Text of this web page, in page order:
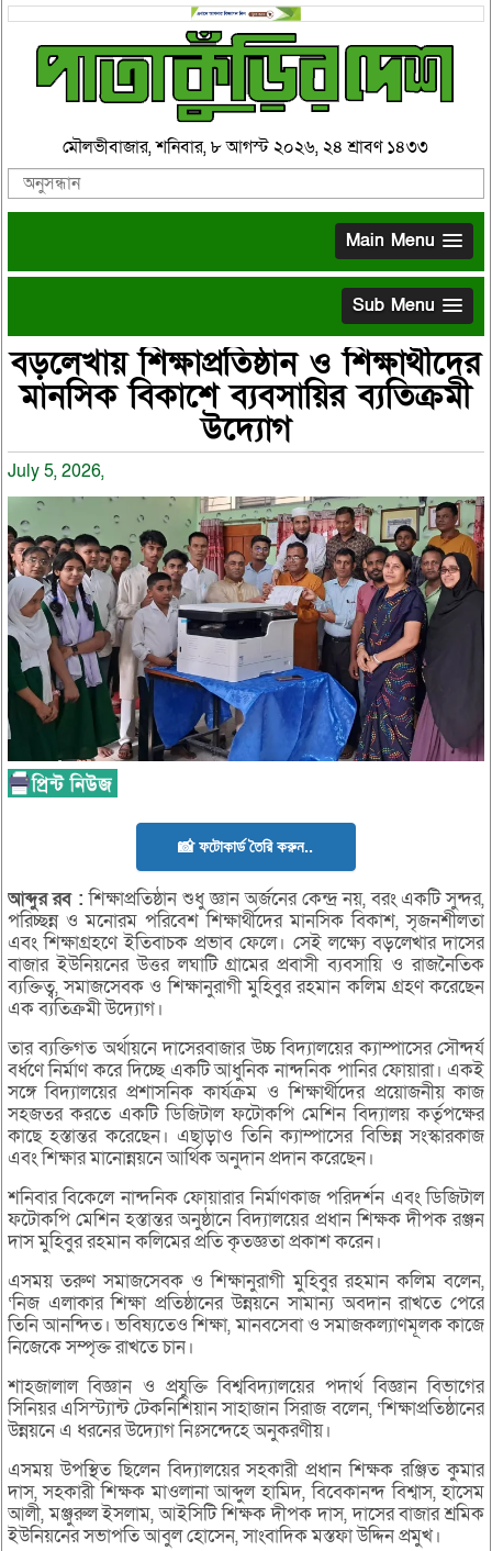
মৌলভীবাজার, শনিবার, ৮ আগস্ট ২০২৬, ২৪ শ্রাবণ ১৪৩৩
Main Menu
Sub Menu
বড়লেখায় শিক্ষাপ্রতিষ্ঠান ও শিক্ষার্থীদের
মানসিক বিকাশে ব্যবসায়ির ব্যতিক্রমী
উদ্যোগ
July 5, 2026,
📸 ফটোকার্ড তৈরি করুন..
আব্দুর রব: শিক্ষাপ্রতিষ্ঠান শুধু জ্ঞান অর্জনের কেন্দ্র নয়, বরং একটি সুন্দর,
পরিচ্ছন্ন ও মনোরম পরিবেশ শিক্ষার্থীদের মানসিক বিকাশ, সৃজনশীলতা
এবং শিক্ষাগ্রহণে ইতিবাচক প্রভাব ফেলে। সেই লক্ষ্যে বড়লেখার দাসের
বাজার ইউনিয়নের উত্তর লঘাটি গ্রামের প্রবাসী ব্যবসায়ি ও রাজনৈতিক
ব্যক্তিত্ব, সমাজসেবক ও শিক্ষানুরাগী মুহিবুর রহমান কলিম গ্রহণ করেছেন
এক ব্যতিক্রমী উদ্যোগ।
তার ব্যক্তিগত অর্থায়নে দাসেরবাজার উচ্চ বিদ্যালয়ের ক্যাম্পাসের সৌন্দর্য
বর্ধণে নির্মাণ করে দিচ্ছে একটি আধুনিক নান্দনিক পানির ফোয়ারা। একই
সঙ্গে বিদ্যালয়ের প্রশাসনিক কার্যক্রম ও শিক্ষার্থীদের প্রয়োজনীয় কাজ
সহজতর করতে একটি ডিজিটাল ফটোকপি মেশিন বিদ্যালয় কর্তৃপক্ষের
কাছে হস্তান্তর করেছেন। এছাড়াও তিনি ক্যাম্পাসের বিভিন্ন সংস্কারকাজ
এবং শিক্ষার মানোন্নয়নে আর্থিক অনুদান প্রদান করেছেন।
শনিবার বিকেলে নান্দনিক ফোয়ারার নির্মাণকাজ পরিদর্শন এবং ডিজিটাল
ফটোকপি মেশিন হস্তান্তর অনুষ্ঠানে বিদ্যালয়ের প্রধান শিক্ষক দীপক রঞ্জন
দাস মুহিবুর রহমান কলিমের প্রতি কৃতজ্ঞতা প্রকাশ করেন।
এসময় তরুণ সমাজসেবক ও শিক্ষানুরাগী মুহিবুর রহমান কলিম বলেন,
‘নিজ এলাকার শিক্ষা প্রতিষ্ঠানের উন্নয়নে সামান্য অবদান রাখতে পেরে
তিনি আনন্দিত। ভবিষ্যতেও শিক্ষা, মানবসেবা ও সমাজকল্যাণমূলক কাজে
নিজেকে সম্পৃক্ত রাখতে চান।
শাহজালাল বিজ্ঞান ও প্রযুক্তি বিশ্ববিদ্যালয়ের পদার্থ বিজ্ঞান বিভাগের
সিনিয়র এসিস্ট্যান্ট টেকনিশিয়ান সাহাজান সিরাজ বলেন, ‘শিক্ষাপ্রতিষ্ঠানের
উন্নয়নে এ ধরনের উদ্যোগ নিঃসন্দেহে অনুকরণীয়।
এসময় উপস্থিত ছিলেন বিদ্যালয়ের সহকারী প্রধান শিক্ষক রঞ্জিত কুমার
দাস, সহকারী শিক্ষক মাওলানা আব্দুল হামিদ, বিবেকানন্দ বিশ্বাস, হাসেম
আলী, মঞ্জুরুল ইসলাম, আইসিটি শিক্ষক দীপক দাস, দাসের বাজার শ্রমিক
ইউনিয়নের সভাপতি আবুল হোসেন, সাংবাদিক মস্তফা উদ্দিন প্রমুখ।